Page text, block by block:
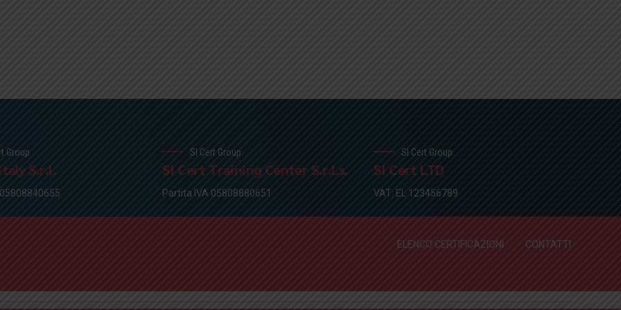
Group
S.r.l.
SI Cert Group
SI Cert Training Center S.r.l.s.
Partita IVA 05808880651
SI Cert Group
SI Cert LTD
VAT: EL 123456789
ELENCO CERTIFICAZIONI CONTATTI